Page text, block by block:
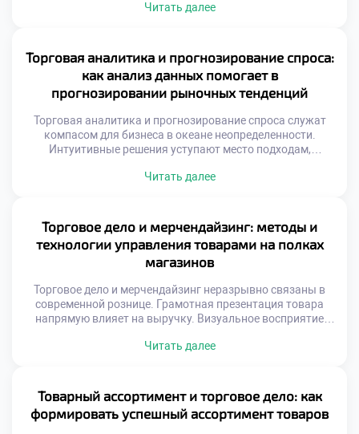
выгоде. Технологии позволяют превратить случайных
Управление сбытом требует четкой стратегии и контроля.
Каждое взаимодействие с клиентом должно приносить
результат. Автоматизация процессов освобождает […]
Читать далее
Торговая аналитика и прогнозирование спроса:
как анализ данных помогает в
прогнозировании рыночных тенденций
Торговая аналитика и прогнозирование спроса служат
компасом для бизнеса в океане неопределенности.
Интуитивные решения уступают место подходам,
информацию позволяет компаниям опережать изменения
транзакциях и поведении покупателей. Без грамотной
интерпретации эти массивы остаются бесполезным
цифровым шумом. Аналитические инструменты
превращают сырые […]
Читать далее
Торговое дело и мерчендайзинг: методы и
технологии управления товарами на полках
магазинов
Торговое дело и мерчендайзинг неразрывно связаны в
современной рознице. Грамотная презентация товара
напрямую влияет на выручку. Визуальное восприятие
магазина становится инструментом убеждения.
правила размещения ассортимента. Взгляд человека
скользит по определенным траекториям. Золотые зоны
привлекают максимальное внимание посетителей.
Читать далее
Товарный ассортимент и торговое дело: как
формировать успешный ассортимент товаров